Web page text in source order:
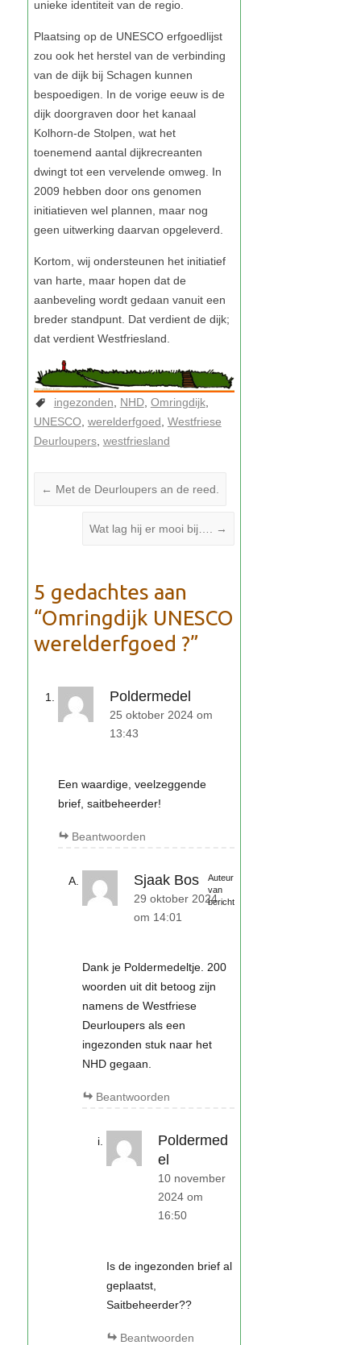
ingezonden NHD Omringdijk
UNESCO werelderfgoed Westfriese
Deurloupers westfriesland
← Met de Deurloupers an de reed.
Wat lag hij er mooi bij…. →
Omringdijk UNESCO
werelderfgoed ?
Poldermedel
25 oktober 2024 om
13:43
Een waardige, veelzeggende
brief, saitbeheerder!
Beantwoorden
Sjaak Bos
Auteur
van
bericht
29 oktober 2024
om 14:01
Dank je Poldermedeltje. 200
woorden uit dit betoog zijn
namens de Westfriese
Deurloupers als een
ingezonden stuk naar het
NHD gegaan.
Beantwoorden
Poldermed
el
10 november
2024 om
16:50
Is de ingezonden brief al
geplaatst,
Saitbeheerder??
Beantwoorden